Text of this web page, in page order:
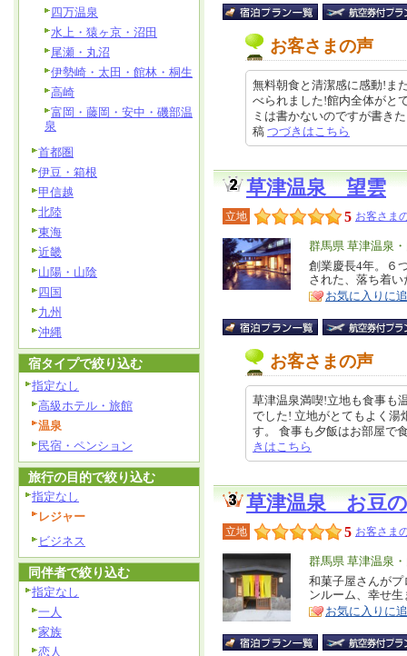
お客さまの声
無料朝食と清潔感に感動!ま
べられました!館内全体がと
ミは書かないのですが書き
稿 つづきはこちら
草津温泉 望雲
立地 5 お客さま
エ
リ
ア
群馬県 草津温泉
特
徴
創業慶長4年。６
された、落ち着
お気に入りに
お客さまの声
草津温泉満喫!立地も食事も
でした! 立地がとてもよく湯
す。 食事も夕飯はお部屋
きはこちら
草津温泉 お豆
立地 5 お客さま
エ
リ
ア
群馬県 草津温泉
特
徴
和菓子屋さんが
ンルーム、幸せ
お気に入りに
四万温泉
水上・猿ヶ京・沼田
尾瀬・丸沼
伊勢崎・太田・館林・桐生
高崎
富岡・藤岡・安中・磯部温
泉
首都圏
伊豆・箱根
甲信越
北陸
東海
近畿
山陽・山陰
四国
九州
沖縄
宿タイプで絞り込む
指定なし
高級ホテル・旅館
温泉
民宿・ペンション
旅行の目的で絞り込む
指定なし
レジャー
ビジネス
同伴者で絞り込む
指定なし
一人
家族
恋人